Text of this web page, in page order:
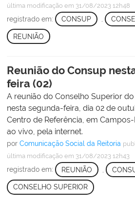
última modificação em 31/08/2023 12h48
registrado em: CONSUP
REUNIÃO
Reunião do Consup
feira (02)
A reunião do Conselho Superior do
nesta segunda-feira, dia 02 de
Centro de Referência, em
ao vivo, pela internet.
por Comunicação Social da Reitoria
última modificação em 31/08/2023 12h43
registrado em: REUNIÃO
CONSELHO SUPERIOR